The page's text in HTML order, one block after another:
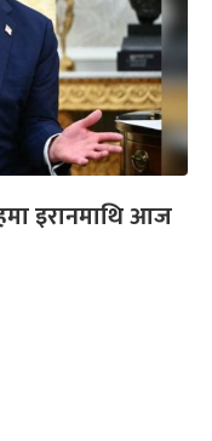
इरानमाथि आज